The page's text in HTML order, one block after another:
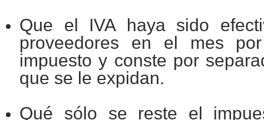
Que el IVA haya sido
proveedores en el mes
impuesto y conste por
que se le expidan.
Qué sólo se reste el